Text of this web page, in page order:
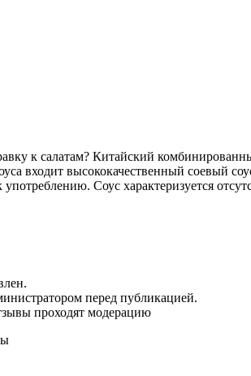
к салатам? Китайский
входит высококачественный соевый
употреблению. Соус характеризуется
перед публикацией.
проходят модерацию